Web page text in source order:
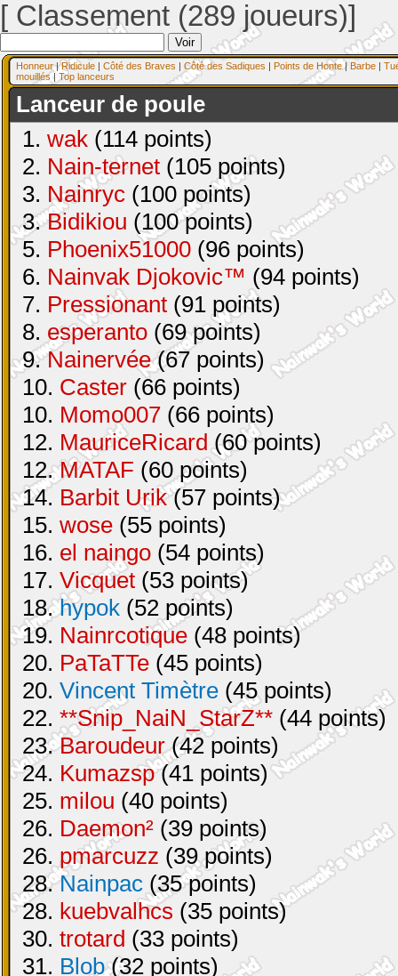
[ Classement (289 joueurs)]
Honneur|Ridicule | Côté des Braves | Côté des Sadiques | Points de Honte| Barbe |
mouillés| Top lanceurs
Lanceur de poule
1. wak (114 points)
2. Nain-ternet (105 points)
3. Nainryc (100 points)
3.Bidikiou (100 points)
5. Phoenix51000 (96 points)
6. Nainvak Djokovic™ (94 points)
7. Pressionant (91 points)
8. esperanto (69 points)
9.Nainervée(67 points)
10. Caster (66 points)
10. Momo007 (66 points)
12. MauriceRicard(60 points)
12.MATAF (60 points)
14. Barbit Urik(57 points)
15. wose (55 points)
16. el naingo (54 points)
17. Vicquet (53 points)
18.hypok (52 points)
19. Nainrcotique (48 points)
20. PaTaTTe (45 points)
20. Vincent Timètre (45 points)
22. **Snip_NaiN_StarZ** (44 points)
23.Baroudeur(42 points)
24. Kumazsp(41 points)
25. milou (40 points)
26. Daemon² (39 points)
26. pmarcuzz (39 points)
28.Nainpac (35 points)
28. kuebvalhcs (35 points)
30. trotard (33 points)
31. Blob(32 points)